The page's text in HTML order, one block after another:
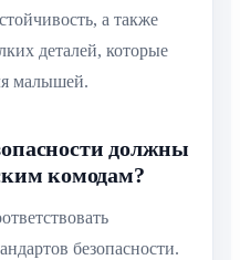
а также
деталей, которые
малышей.
должны
комодам?
безопасности.